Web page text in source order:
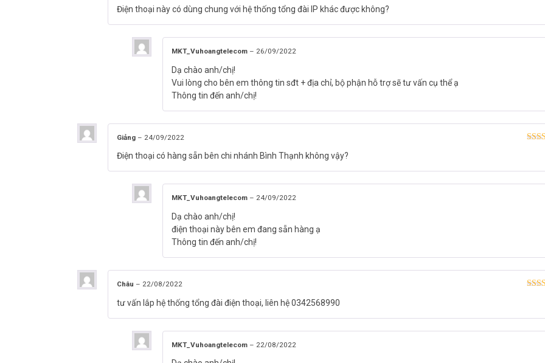
Điện thoại này có dùng chung với hệ thống tổng đài IP khác được không?
MKT_Vuhoangtelecom – 26/09/2022
Dạ chào anh/chị!
Vui lòng cho bên em thông tin sđt + địa chỉ, bộ phận hỗ trợ sẽ tư vấn cụ thể ạ
Thông tin đến anh/chị!
Giảng – 24/09/2022
Điện thoại có hàng sẵn bên chi nhánh Bình Thạnh không vậy?
MKT_Vuhoangtelecom – 24/09/2022
Dạ chào anh/chị!
điện thoại này bên em đang sẵn hàng ạ
Thông tin đến anh/chị!
Châu – 22/08/2022
tư vấn lắp hệ thống tổng đài điện thoại, liên hệ 0342568990
MKT_Vuhoangtelecom – 22/08/2022